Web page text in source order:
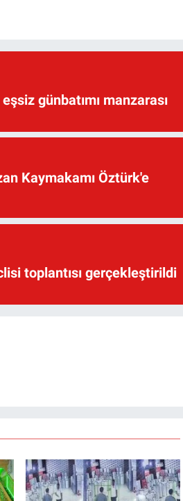
günbatımı manzarası
Kaymakamı Öztürk'e
toplantısı gerçekleştirildi